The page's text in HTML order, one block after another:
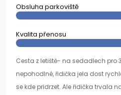
Obsluha parkoviště
Kvalita přenosu
Cesta z letiště- na sedadlech pro
nepohodlné, řidička jela dost
se kde pridrzet. Ale řidička trvala